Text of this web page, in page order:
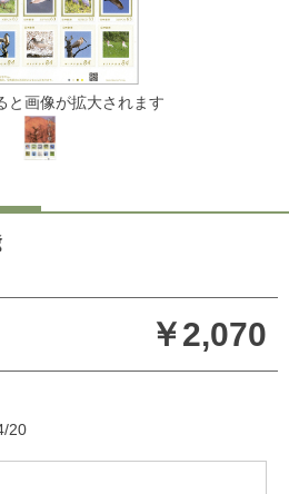
と画像が拡大されます
￥2,070
20